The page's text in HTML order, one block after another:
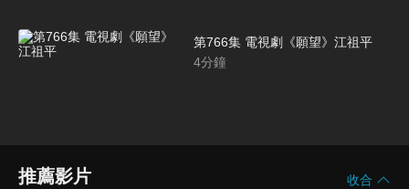
第766集 電視劇《願望》江祖平
4分鐘
推薦影片 收合